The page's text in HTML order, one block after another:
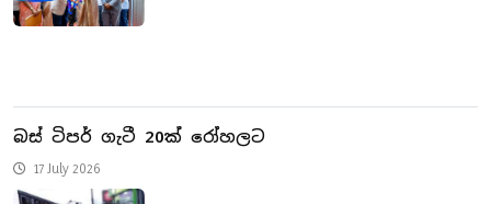
බස් ටිපර් ගැටී 20ක් රෝහලට
17 July 2026